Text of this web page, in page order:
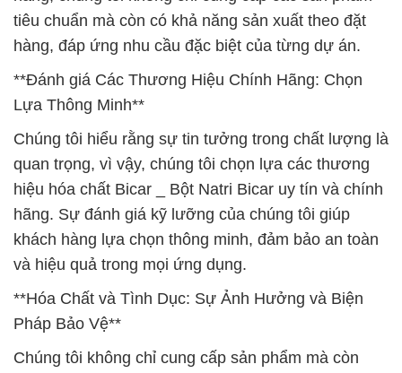
tiêu chuẩn mà còn có khả năng sản xuất theo đặt
hàng, đáp ứng nhu cầu đặc biệt của từng dự án.
**Đánh giá Các Thương Hiệu Chính Hãng: Chọn
Lựa Thông Minh**
Chúng tôi hiểu rằng sự tin tưởng trong chất lượng là
quan trọng, vì vậy, chúng tôi chọn lựa các thương
hiệu hóa chất Bicar _ Bột Natri Bicar uy tín và chính
hãng. Sự đánh giá kỹ lưỡng của chúng tôi giúp
khách hàng lựa chọn thông minh, đảm bảo an toàn
và hiệu quả trong mọi ứng dụng.
**Hóa Chất và Tình Dục: Sự Ảnh Hưởng và Biện
Pháp Bảo Vệ**
Chúng tôi không chỉ cung cấp sản phẩm mà còn